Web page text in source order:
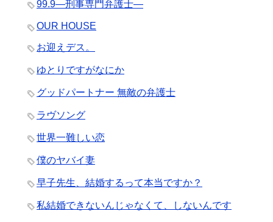
99.9―刑事専門弁護士―
OUR HOUSE
お迎えデス。
ゆとりですがなにか
グッドパートナー 無敵の弁護士
ラヴソング
世界一難しい恋
僕のヤバイ妻
早子先生、結婚するって本当ですか？
私結婚できないんじゃなくて、しないんです